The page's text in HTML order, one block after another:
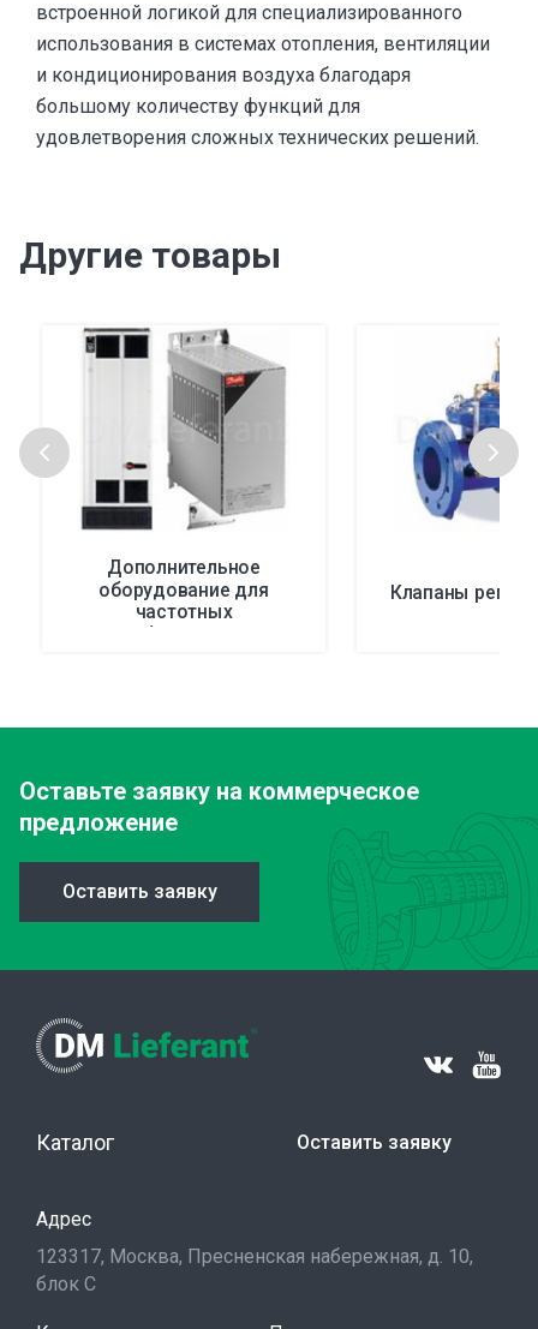
встроенной логикой для специализированного
использования в системах отопления, вентиляции
и кондиционирования воздуха благодаря
большому количеству функций для
удовлетворения сложных технических решений.
Другие товары
Дополнительное
оборудование для
частотных
Клапаны
Оставьте заявку на коммерческое
предложение
Оставить заявку
Каталог Оставить заявку
Адрес
123317, Москва, Пресненская набережная, д. 10,
блок С